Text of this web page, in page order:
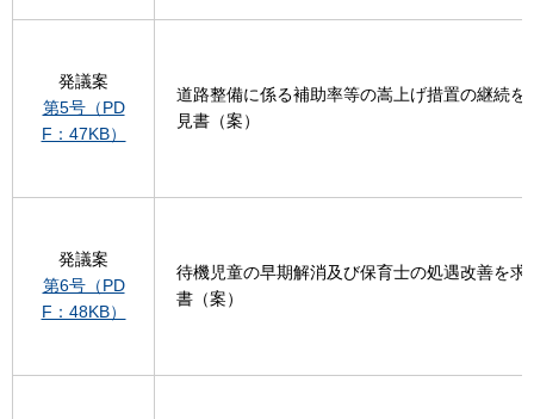
発議案
第5号（PD
F：47KB）
道路整備に係る補助率等の嵩上げ措置の継続を
見書（案）
発議案
第6号（PD
F：48KB）
待機児童の早期解消及び保育士の処遇改善を求
書（案）